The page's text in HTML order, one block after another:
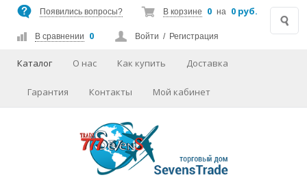
Появились вопросы? В корзине 0 на 0 руб.
В сравнении 0 Войти / Регистрация
Каталог О нас Как купить Доставка
Гарантия Контакты Мой кабинет